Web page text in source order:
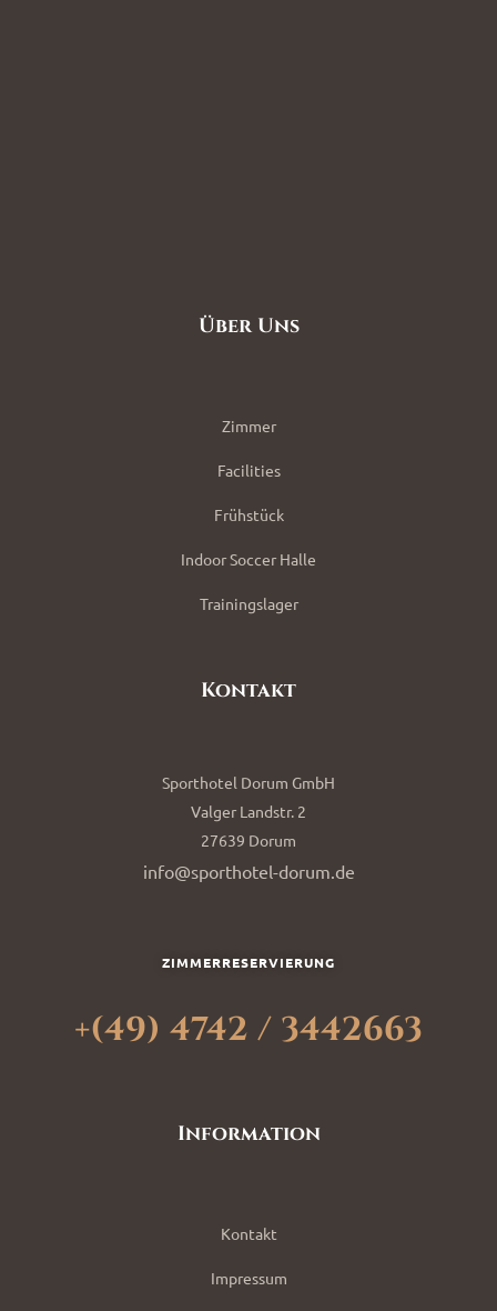
Über Uns
Zimmer
Facilities
Frühstück
Indoor Soccer Halle
Trainingslager
Kontakt
Sporthotel Dorum GmbH
Valger Landstr. 2
27639 Dorum
info@sporthotel-dorum.de
ZIMMERRESERVIERUNG
+(49) 4742 / 3442663
Information
Kontakt
Impressum